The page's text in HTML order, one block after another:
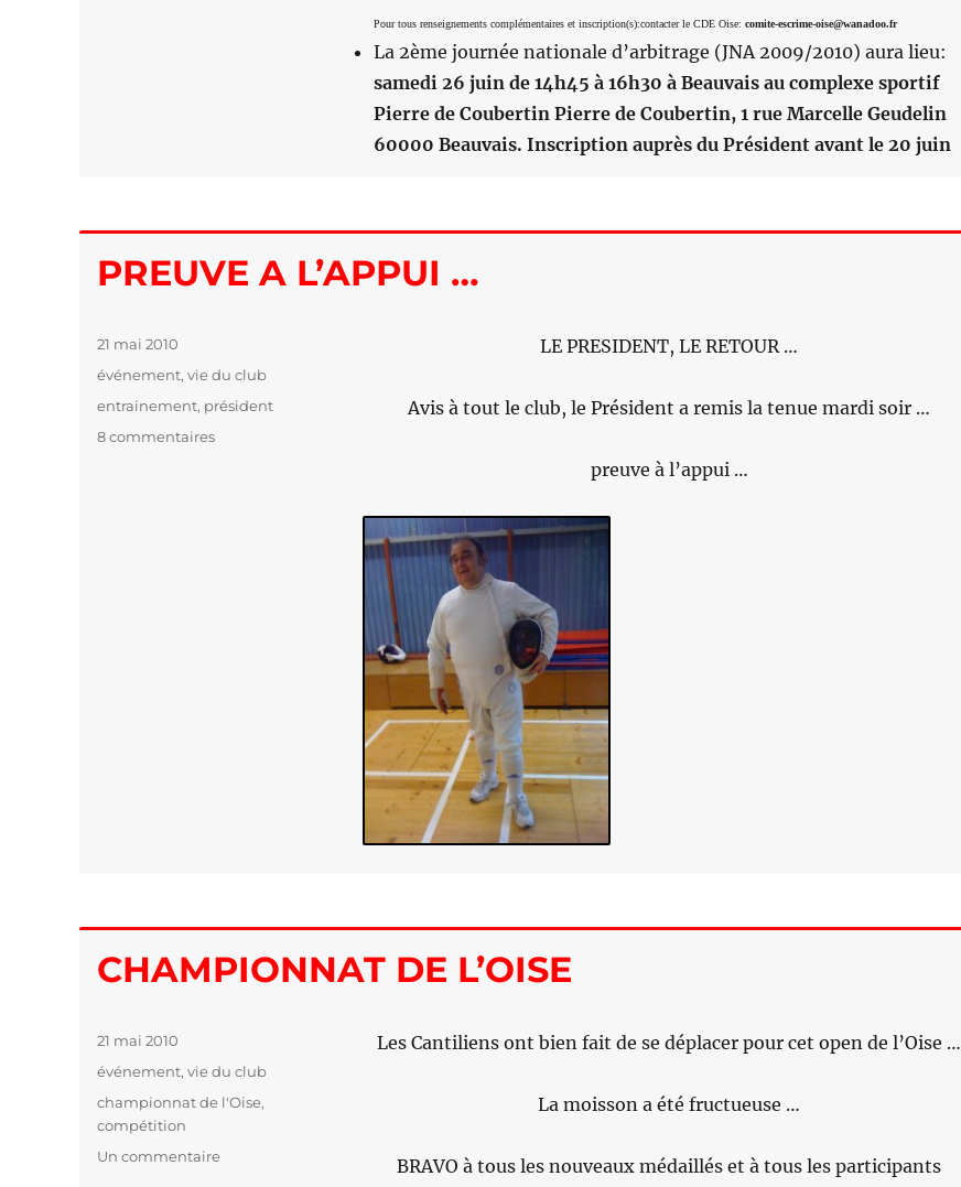
Pour tous renseignements complémentaires et inscription(s):contacter le CDE Oise: comite-escrime-oise@wanadoo.fr
La 2ème journée nationale d’arbitrage (JNA 2009/2010) aura lieu:
samedi 26 juin de 14h45 à 16h30 à Beauvaisau complexe sportif
Pierre de Coubertin Pierre de Coubertin, 1 rue Marcelle Geudelin
60000 Beauvais. Inscription auprès du Président avant le 20 juin
PREUVE A L’APPUI …
LE PRESIDENT, LE RETOUR …
Avis à tout le club, le Président a remis la tenue mardi soir …
preuve à l’appui …
Publié
le
21 mai 2010
Catégories
événement, vie du club
Étiquettes
entrainement, président
8 commentaires
CHAMPIONNAT DE L’OISE
Les Cantiliens ont bien fait de se déplacer pour cet open de l’Oise …
La moisson a été fructueuse …
BRAVO à tous les nouveaux médaillés et à tous les participants
Publié
le
21 mai 2010
Catégories
événement, vie du club
Étiquettes
championnat de l'Oise,
compétition
Un commentaire